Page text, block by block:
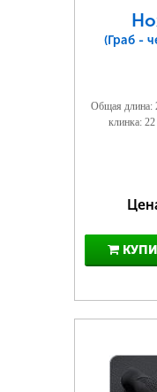
(Граб -
Общая длина:
клинка: